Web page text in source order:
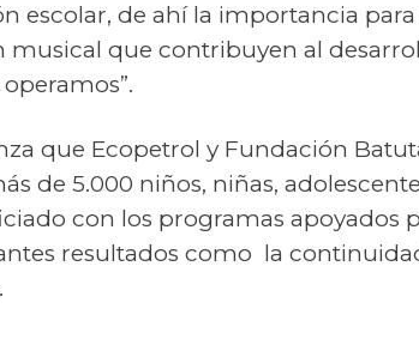
escolar, de ahí la importancia
musical que contribuyen al
que Ecopetrol y Fundación
de 5.000 niños, niñas,
con los programas apoyados
resultados como la